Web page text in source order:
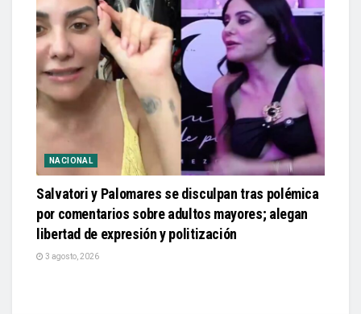
NACIONAL
Salvatori y Palomares se disculpan tras polémica
por comentarios sobre adultos mayores; alegan
libertad de expresión y politización
3 agosto, 2026